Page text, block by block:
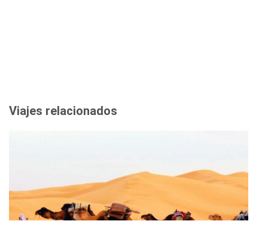
Viajes relacionados